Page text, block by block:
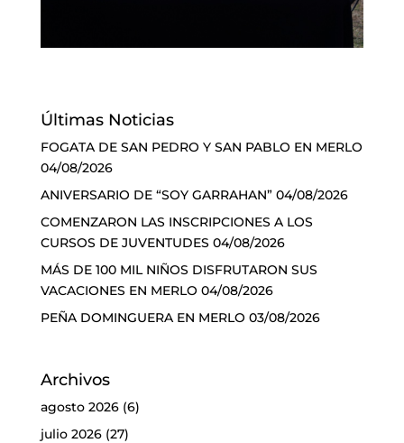
Últimas Noticias
FOGATA DE SAN PEDRO Y SAN PABLO EN MERLO
04/08/2026
ANIVERSARIO DE “SOY GARRAHAN” 04/08/2026
COMENZARON LAS INSCRIPCIONES A LOS
CURSOS DE JUVENTUDES 04/08/2026
MÁS DE 100 MIL NIÑOS DISFRUTARON SUS
VACACIONES EN MERLO 04/08/2026
PEÑA DOMINGUERA EN MERLO 03/08/2026
Archivos
agosto 2026(6)
julio 2026(27)